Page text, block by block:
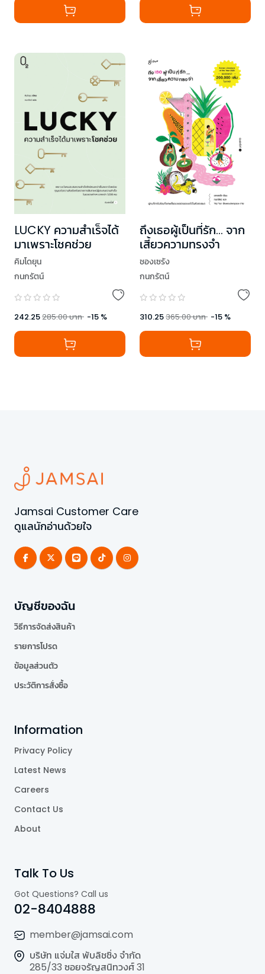
LUCKY ความสำเร็จได้
มาเพราะโชคช่วย
คิมโดยุน
กนกรัตน์
242.25285.00บาท -15 %
ถึงเธอผู้เป็นที่รัก... จาก
เสี้ยวความทรงจำ
ชองเซรัง
กนกรัตน์
310.25365.00บาท -15 %
Jamsai Customer Care
ดูแลนักอ่านด้วยใจ
บัญชีของฉัน
วิธีการจัดส่งสินค้า
รายการโปรด
ข้อมูลส่วนตัว
ประวัติการสั่งซื้อ
Information
Privacy Policy
Latest News
Careers
Contact Us
About
Talk To Us
Got Questions? Call us
02-8404888
member@jamsai.com
บริษัท แจ่มใส พับลิชชิ่ง จำกัด
285/33 ซอยจรัญสนิทวงศ์ 31